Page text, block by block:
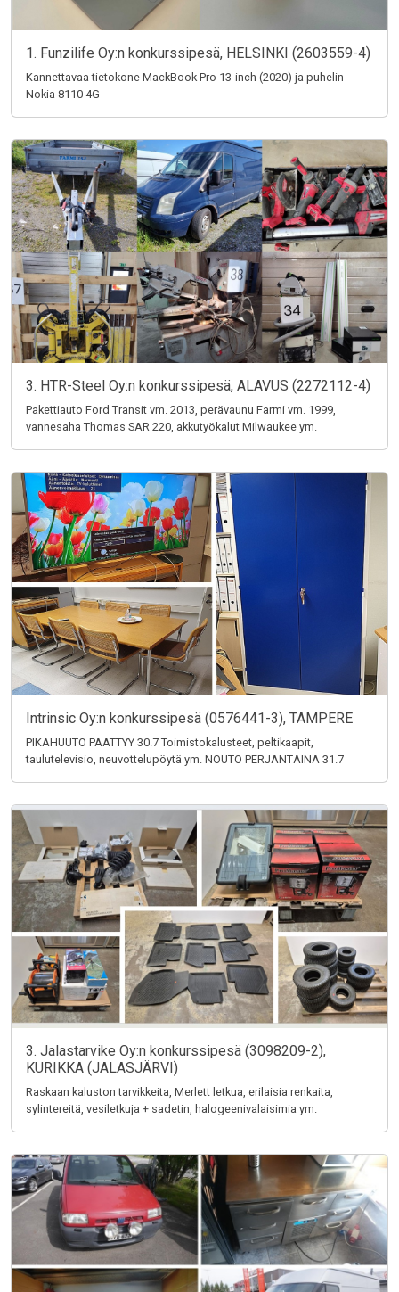
1. Funzilife Oy:n konkurssipesä, HELSINKI (2603559-4)
Kannettavaa tietokone MackBook Pro 13-inch (2020) ja puhelin
Nokia 8110 4G
3. HTR-Steel Oy:n konkurssipesä, ALAVUS (2272112-4)
Pakettiauto Ford Transit vm. 2013, perävaunu Farmi vm. 1999,
vannesaha Thomas SAR 220, akkutyökalut Milwaukee ym.
Intrinsic Oy:n konkurssipesä (0576441-3), TAMPERE
PIKAHUUTO PÄÄTTYY 30.7 Toimistokalusteet, peltikaapit,
taulutelevisio, neuvottelupöytä ym. NOUTO PERJANTAINA 31.7
3. Jalastarvike Oy:n konkurssipesä (3098209-2),
KURIKKA (JALASJÄRVI)
Raskaan kaluston tarvikkeita, Merlett letkua, erilaisia renkaita,
sylintereitä, vesiletkuja + sadetin, halogeenivalaisimia ym.